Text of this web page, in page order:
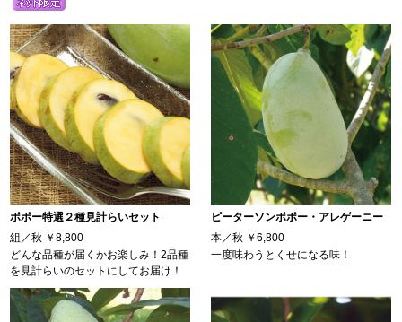
ポポー特選２種見計らいセット
組／秋 ￥8,800
どんな品種が届くかお楽しみ！2品種
を見計らいのセットにしてお届け！
ピーターソンポポー・アレゲーニー
本／秋 ￥6,800
一度味わうとくせになる味！